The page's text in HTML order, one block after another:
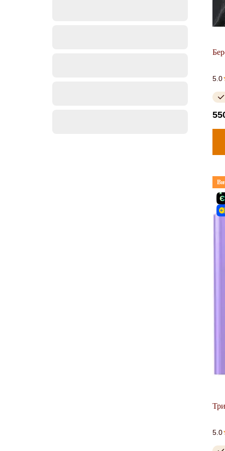
5.0
5.0